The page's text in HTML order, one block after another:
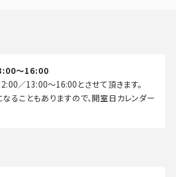
～16:00
／13:00～16:00とさせて頂きます。
ることもありますので、開室日カレンダー